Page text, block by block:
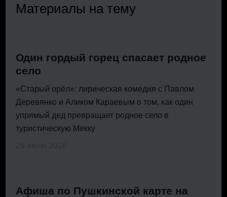
Материалы на тему
Один гордый горец спасает родное
село
«Старый орёл»: лирическая комедия с Павлом
Деревянко и Аликом Караевым о том, как один
упрямый дед превращает родное село в
туристическую Мекку
Афиша по Пушкинской карте на